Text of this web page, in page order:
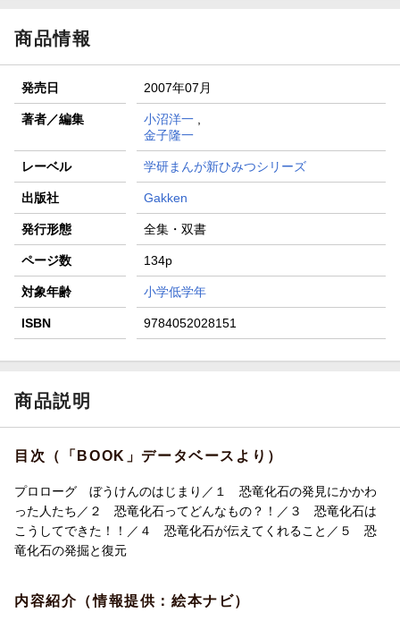
商品情報
発売日 2007年07月
著者／編集 小沼洋一,
金子隆一
レーベル 学研まんが新ひみつシリーズ
出版社 Gakken
発行形態 全集・双書
ページ数 134p
対象年齢 小学低学年
ISBN 9784052028151
商品説明
目次（「BOOK」データベースより）
プロローグ ぼうけんのはじまり／１ 恐竜化石の発見にかかわ
った人たち／２ 恐竜化石ってどんなもの？！／３ 恐竜化石は
こうしてできた！！／４ 恐竜化石が伝えてくれること／５ 恐
竜化石の発掘と復元
内容紹介（情報提供：絵本ナビ）